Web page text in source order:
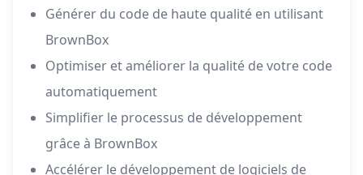
Générer du code de haute qualité en utilisant
BrownBox
Optimiser et améliorer la qualité de votre code
automatiquement
Simplifier le processus de développement
grâce à BrownBox
Accélérer le développement de logiciels de